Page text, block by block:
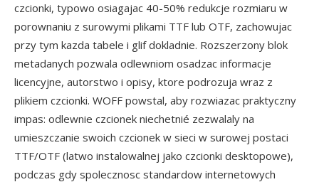
czcionki, typowo osiagajac 40-50% redukcje rozmiaru w
porownaniu z surowymi plikami TTF lub OTF, zachowujac
przy tym kazda tabele i glif dokladnie. Rozszerzony blok
metadanych pozwala odlewniom osadzac informacje
licencyjne, autorstwo i opisy, ktore podrozuja wraz z
plikiem czcionki. WOFF powstal, aby rozwiazac praktyczny
impas: odlewnie czcionek niechetnié zezwalaly na
umieszczanie swoich czcionek w sieci w surowej postaci
TTF/OTF (latwo instalowalnej jako czcionki desktopowe),
podczas gdy spolecznosc standardow internetowych